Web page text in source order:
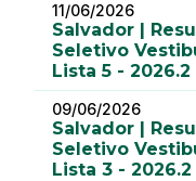
11/06/2026
Salvador |
Seletivo
Lista 5 - 2026.2
09/06/2026
Salvador |
Seletivo
Lista 3 - 2026.2